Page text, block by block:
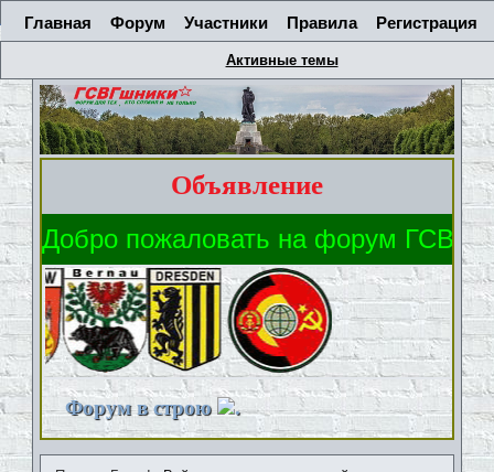
Главная Форум Участники Правила Регистрация
Активные темы
Объявление
Форум в строю .